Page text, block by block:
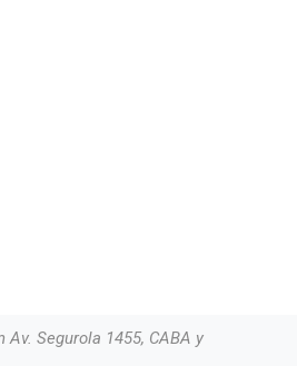
Segurola 1455, CABA y